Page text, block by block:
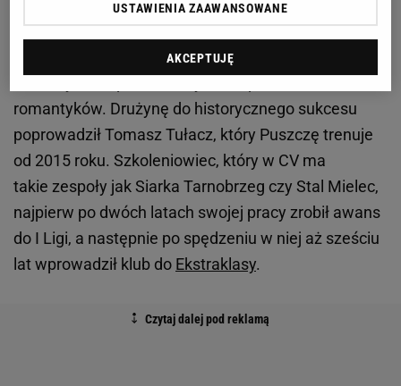
Klub z Niepołomic ma chyba wszystko, aby stać się
romantyków. Drużynę do historycznego sukcesu
poprowadził Tomasz Tułacz, który Puszczę trenuje
od 2015 roku. Szkoleniowiec, który w CV ma
takie zespoły jak Siarka Tarnobrzeg czy Stal Mielec,
najpierw po dwóch latach swojej pracy zrobił awans
do I Ligi, a następnie po spędzeniu w niej aż sześciu
lat wprowadził klub do Ekstraklasy.
USTAWIENIA ZAAWANSOWANE
AKCEPTUJĘ